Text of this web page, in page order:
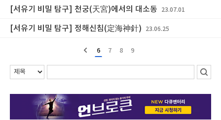
[서유기 비밀 탐구] 천궁(天宮)에서의 대소동 23.07.01
[서유기 비밀 탐구] 정해신침(定海神針) 23.06.25
6 7 8 9